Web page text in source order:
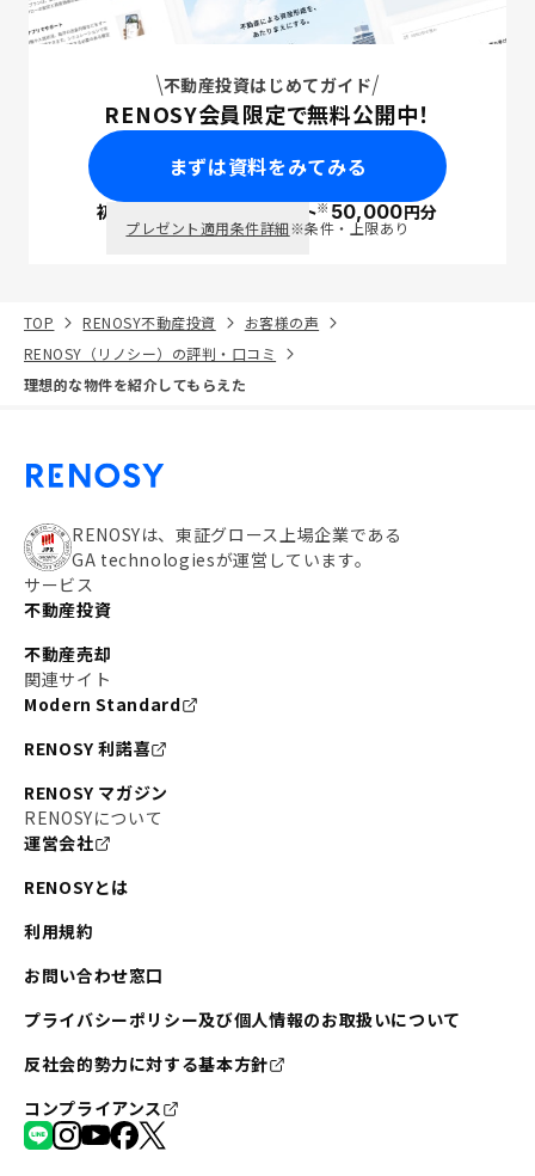
不動産投資はじめてガイド
RENOSY会員限定で無料公開中！
まずは資料をみてみる
初回面談で ポイント※50,000円分
プレゼント適用条件詳細※条件・上限あり
TOP RENOSY不動産投資
お客様の声
RENOSY（リノシー）の評判・口コミ
理想的な物件を紹介してもらえた
RENOSYは、東証グロース上場企業である
GA technologiesが運営しています。
サービス
不動産投資
不動産売却
関連サイト
Modern Standard
RENOSY 利諾喜
RENOSY マガジン
RENOSYについて
運営会社
RENOSYとは
利用規約
お問い合わせ窓口
プライバシーポリシー及び個人情報のお取扱いについて
反社会的勢力に対する基本方針
コンプライアンス